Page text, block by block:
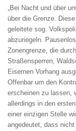
„Bei Nacht und über
über die Grenze.
geleitete sog.
abzuriegeln.
Zonengrenze, die
Straßensperren,
Eisernen Vorhang
Offenbar um den
erscheinen zu lassen,
allerdings in den
einer einzigen Stelle
angedeutet, dass